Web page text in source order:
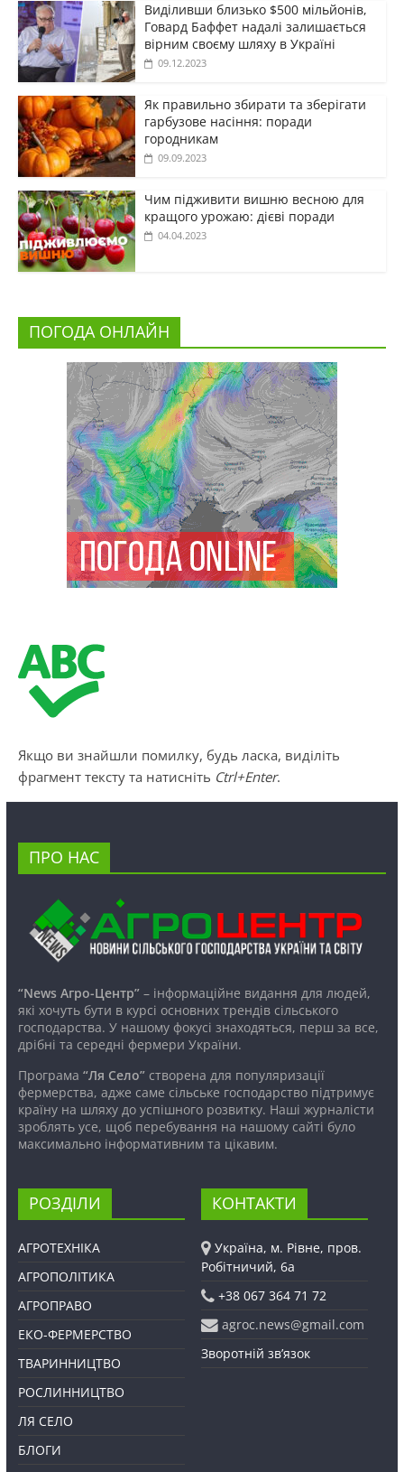
Виділивши близько $500 мільйонів,
Говард Баффет надалі залишається
вірним своєму шляху в Україні
09.12.2023
Як правильно збирати та зберігати
гарбузове насіння: поради
городникам
09.09.2023
Чим підживити вишню весною для
кращого урожаю: дієві поради
04.04.2023
ПОГОДА ОНЛАЙН
Якщо ви знайшли помилку, будь ласка, виділіть
фрагмент тексту та натисніть Ctrl+Enter.
ПРО НАС
“News Агро-Центр”– інформаційне видання для людей,
які хочуть бути в курсі основних трендів сільського
господарства. У нашому фокусі знаходяться, перш за все,
дрібні та середні фермери України.
Програма “Ля Село”створена для популяризації
фермерства, адже саме сільське господарство підтримує
країну на шляху до успішного розвитку. Наші журналісти
зроблять усе, щоб перебування на нашому сайті було
максимально інформативним та цікавим.
РОЗДІЛИ
АГРОТЕХНІКА
АГРОПОЛІТИКА
АГРОПРАВО
ЕКО-ФЕРМЕРСТВО
ТВАРИННИЦТВО
РОСЛИННИЦТВО
ЛЯ СЕЛО
БЛОГИ
КОНТАКТИ
Україна, м. Рівне, пров.
Робітничий, 6а
+38 067 364 71 72
agroc.news@gmail.com
Зворотній зв’язок